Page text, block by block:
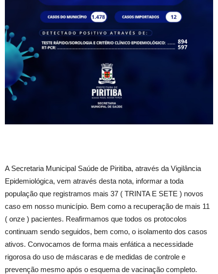
A Secretaria Municipal Saúde de Piritiba, através da Vigilância
Epidemiológica, vem através desta nota, informar a toda
população que registramos mais 37 ( TRINTA E SETE ) novos
caso em nosso município. Bem como a recuperação de mais 11
( onze ) pacientes. Reafirmamos que todos os protocolos
continuam sendo seguidos, bem como, o isolamento dos casos
ativos. Convocamos de forma mais enfática a necessidade
rigorosa do uso de máscaras e de medidas de controle e
prevenção mesmo após o esquema de vacinação completo.